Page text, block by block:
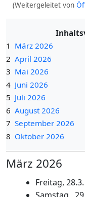
(Weitergeleitet von
1 März 2026
2 April 2026
3 Mai 2026
4 Juni 2026
5 Juli 2026
6 August 2026
7 September 2026
8 Oktober 2026
März 2026
Freitag, 28.3.